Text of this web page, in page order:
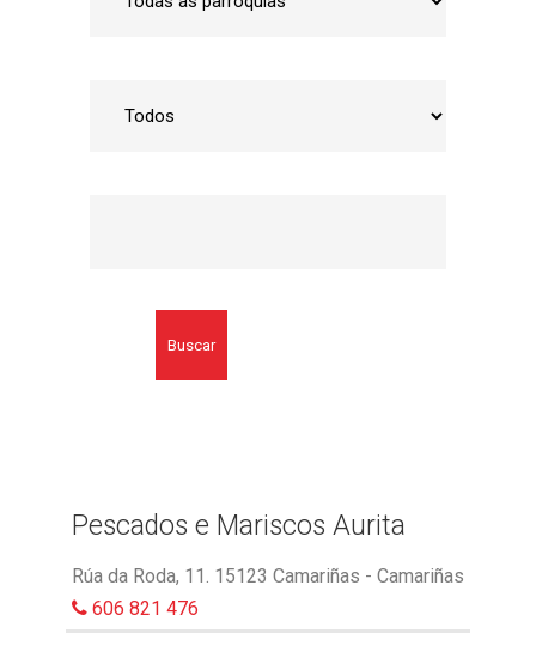
Buscar
Pescados e Mariscos Aurita
Rúa da Roda, 11. 15123 Camariñas - Camariñas
606 821 476